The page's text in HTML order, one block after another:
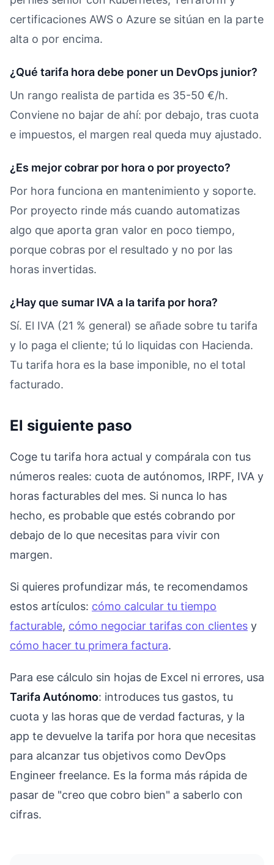
certificaciones AWS o Azure se sitúan en la parte
alta o por encima.
¿Qué tarifa hora debe poner un DevOps junior?
Un rango realista de partida es 35-50 €/h.
Conviene no bajar de ahí: por debajo, tras cuota
e impuestos, el margen real queda muy ajustado.
¿Es mejor cobrar por hora o por proyecto?
Por hora funciona en mantenimiento y soporte.
Por proyecto rinde más cuando automatizas
algo que aporta gran valor en poco tiempo,
porque cobras por el resultado y no por las
horas invertidas.
¿Hay que sumar IVA a la tarifa por hora?
Sí. El IVA (21 % general) se añade sobre tu tarifa
y lo paga el cliente; tú lo liquidas con Hacienda.
Tu tarifa hora es la base imponible, no el total
facturado.
El siguiente paso
Coge tu tarifa hora actual y compárala con tus
números reales: cuota de autónomos, IRPF, IVA y
horas facturables del mes. Si nunca lo has
hecho, es probable que estés cobrando por
debajo de lo que necesitas para vivir con
margen.
Si quieres profundizar más, te recomendamos
estos artículos: cómo calcular tu tiempo
facturable, cómo negociar tarifas con clientes y
cómo hacer tu primera factura.
Para ese cálculo sin hojas de Excel ni errores, usa
Tarifa Autónomo: introduces tus gastos, tu
cuota y las horas que de verdad facturas, y la
app te devuelve la tarifa por hora que necesitas
para alcanzar tus objetivos como DevOps
Engineer freelance. Es la forma más rápida de
pasar de "creo que cobro bien" a saberlo con
cifras.